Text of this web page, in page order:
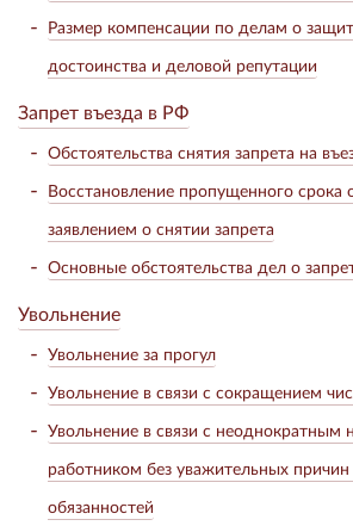
Размер компенсации по делам о
достоинства и деловой репутации
Запрет въезда в РФ
Обстоятельства снятия запрета на
Восстановление пропущенного срока
заявлением о снятии запрета
Основные обстоятельства дел о
Увольнение
Увольнение за прогул
Увольнение в связи с сокращением
Увольнение в связи с неоднократным
работником без уважительных
обязанностей